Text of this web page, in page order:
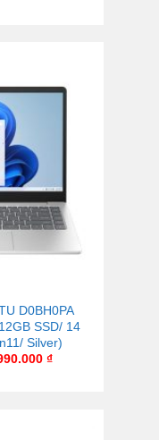
D0BH0PA
SSD/ 14
Silver)
₫